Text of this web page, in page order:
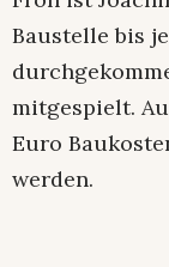
Baustelle bis
mitgespielt.
Euro
werden.